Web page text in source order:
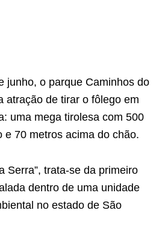
junho, o parque Caminhos do
atração de tirar o fôlego em
uma mega tirolesa com 500
e 70 metros acima do chão.
Serra”, trata-se da primeiro
dentro de uma unidade
no estado de São